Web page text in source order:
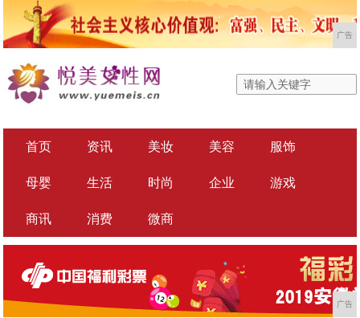
广告
首页 资讯 美妆 美容 服饰
母婴 生活 时尚 企业 游戏
商讯 消费 微商
广告